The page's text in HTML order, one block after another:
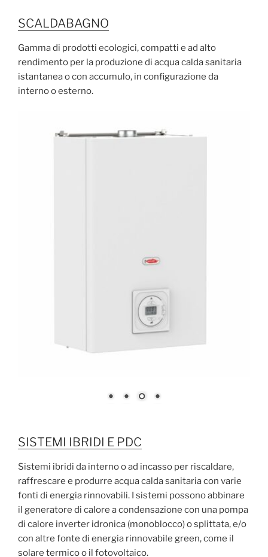
SCALDABAGNO
Gamma di prodotti ecologici, compatti e ad alto
rendimento per la produzione di acqua calda sanitaria
istantanea o con accumulo, in configurazione da
interno o esterno.
SISTEMI IBRIDI E PDC
Sistemi ibridi da interno o ad incasso per riscaldare,
raffrescare e produrre acqua calda sanitaria con varie
fonti di energia rinnovabili. I sistemi possono abbinare
il generatore di calore a condensazione con una pompa
di calore inverter idronica (monoblocco) o splittata, e/o
con altre fonte di energia rinnovabile green, come il
solare termico o il fotovoltaico.